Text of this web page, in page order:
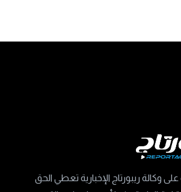
وكالة ريبورتاج الإخبارية تعطي الحق